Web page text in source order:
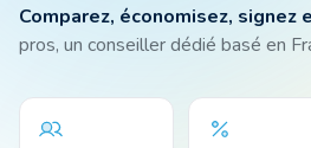
Moto
Habitation
Comparez, économisez, signez
pros, un conseiller dédié basé en